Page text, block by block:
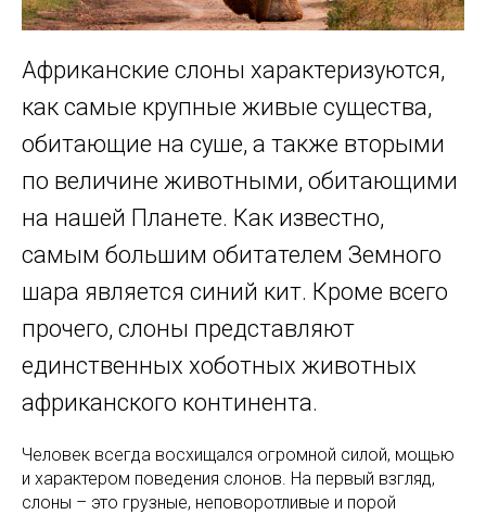
Африканские слоны характеризуются,
как самые крупные живые существа,
обитающие на суше, а также вторыми
по величине животными, обитающими
на нашей Планете. Как известно,
самым большим обитателем Земного
шара является синий кит. Кроме всего
прочего, слоны представляют
единственных хоботных животных
африканского континента.
Человек всегда восхищался огромной силой, мощью
и характером поведения слонов. На первый взгляд,
слоны – это грузные, неповоротливые и порой